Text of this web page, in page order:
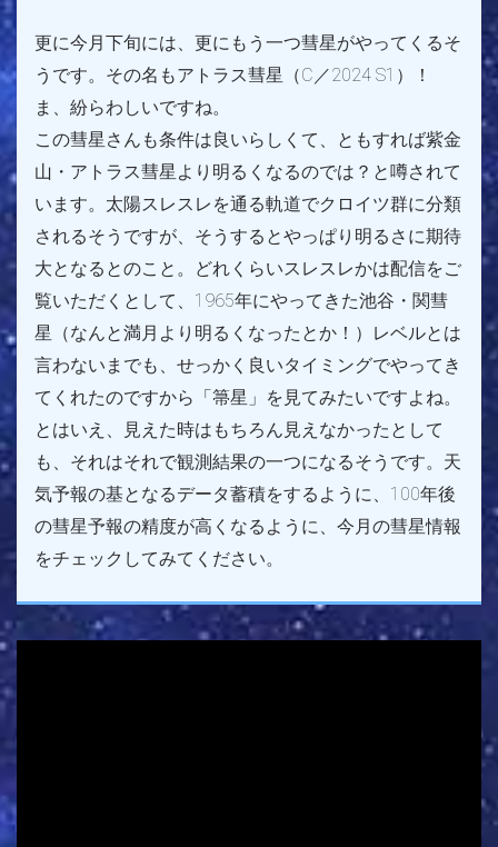
更に今月下旬には、更にもう一つ彗星がやってくるそ
うです。その名もアトラス彗星（C／2024 S1）！
ま、紛らわしいですね。
この彗星さんも条件は良いらしくて、ともすれば紫金
山・アトラス彗星より明るくなるのでは？と噂されて
います。太陽スレスレを通る軌道でクロイツ群に分類
されるそうですが、そうするとやっぱり明るさに期待
大となるとのこと。どれくらいスレスレかは配信をご
覧いただくとして、1965年にやってきた池谷・関彗
星（なんと満月より明るくなったとか！）レベルとは
言わないまでも、せっかく良いタイミングでやってき
てくれたのですから「箒星」を見てみたいですよね。
とはいえ、見えた時はもちろん見えなかったとして
も、それはそれで観測結果の一つになるそうです。天
気予報の基となるデータ蓄積をするように、100年後
の彗星予報の精度が高くなるように、今月の彗星情報
をチェックしてみてください。